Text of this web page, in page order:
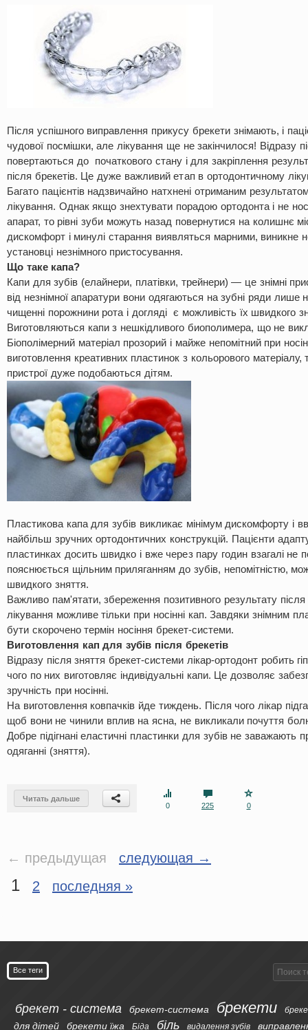
Після успішного виправлення прикусу брекети знімають, і
чудової посмішки, але лікування ще не закінчилося! Відразу
повертаються до початкового стану і для закріплення
після брекетів. Це дуже важливий етап в ортодонтичному
Багато пацієнтів надзвичайно натхнені отриманим
лікування. Однак якщо знехтувати порадою ортодонта і не
апарат, то рівні зуби можуть назад повернутися на колишнє
дискомфорт і минулі старання виявляться марними, виникне
установці незнімного пристосування.
Що таке капа?
Капи для зубів (елайнери, платівки, трейнери) — це знімні
від незнімної апаратури вони одягаються на зубні ряди лише
чищенні порожнини рота і догляді є можливість їх швидкого
Виготовляються капи з нешкідливого биополимера, що не
Біополімерний матеріал прозорий і майже непомітний при
виготовлення креативних пластинок з кольорового матеріалу,
пристрої дуже подобаються дітям.
Пластикова капа для зубів викликає мінімум дискомфорту і
найбільш зручних ортодонтичних конструкцій. Пацієнти
пластинках досить швидко і вже через пару годин взагалі не
пояснюється щільним приляганням до зубів, непомітністю,
швидкого зняття.
Важливо пам'ятати, збереження позитивного результату після
лікування можливе тільки при носінні кап. Завдяки знімним
бути скорочено термін носіння брекет-системи.
Виготовлення кап для зубів після брекетів
Відразу після зняття брекет-системи лікар-ортодонт робить
чого по них виготовляє індивідуальні капи. Це дозволяє
зручність при носінні.
На виготовлення ковпачків йде тиждень. Після чого лікар
щоб вони не чинили вплив на ясна, не викликали почуття
Добре підігнані еластичні пластинки для зубів не заважають
одяганні (зняття).
Читать дальше
0
225 0
← предыдущая следующая →
1 2 последняя »
Все теги
брекет - система брекет-система брекети
для дітей брекети їжа Біда біль видалення зубів